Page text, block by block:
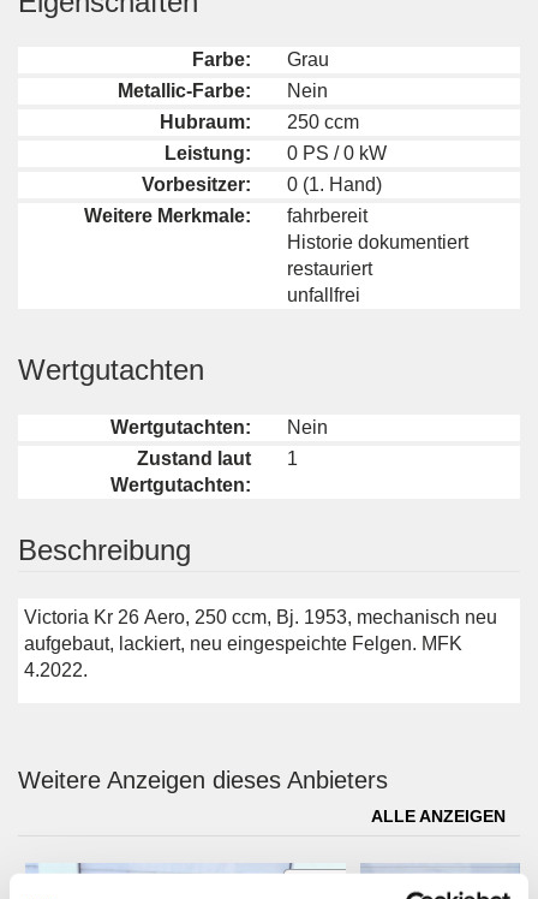
Farbe:
Grau
Metallic-Farbe:
Nein
Hubraum:
250 ccm
Leistung:
0 PS / 0 kW
Vorbesitzer:
0 (1. Hand)
Weitere Merkmale:
fahrbereit
Historie dokumentiert
restauriert
unfallfrei
Wertgutachten
Wertgutachten:
Nein
Zustand laut
Wertgutachten:
1
Beschreibung
Victoria Kr 26 Aero, 250 ccm, Bj. 1953, mechanisch neu
aufgebaut, lackiert, neu eingespeichte Felgen. MFK
4.2022.
Weitere Anzeigen dieses Anbieters
ALLE ANZEIGEN